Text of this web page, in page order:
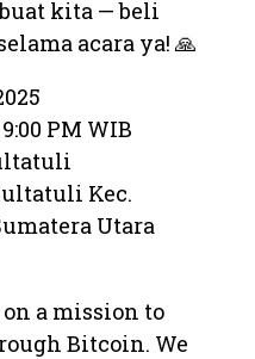
kita — beli
acara ya! 🙏
PM WIB
Kec.
Utara
a mission to
Bitcoin. We